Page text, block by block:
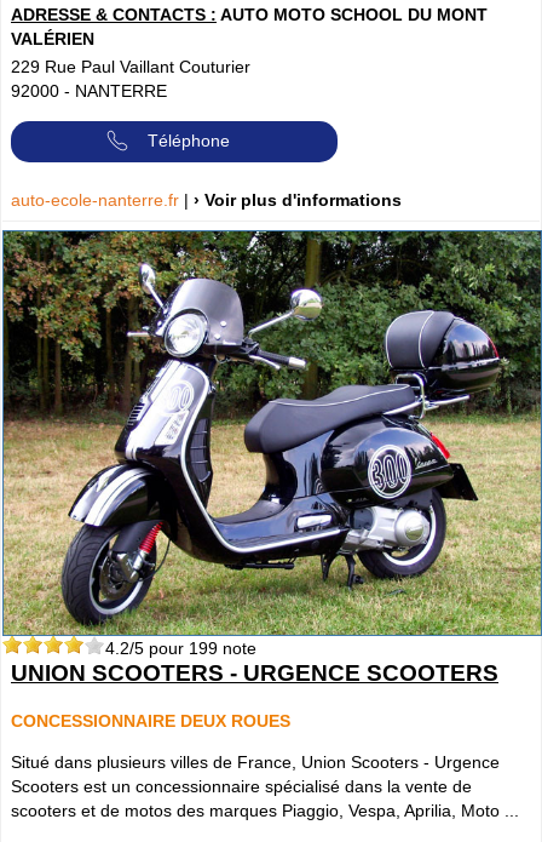
ADRESSE & CONTACTS : AUTO MOTO SCHOOL DU MONT
VALÉRIEN
229 Rue Paul Vaillant Couturier
92000 - NANTERRE
Téléphone
auto-ecole-nanterre.fr | › Voir plus d'informations
4.2/5 pour 199 note
UNION SCOOTERS - URGENCE SCOOTERS
CONCESSIONNAIRE DEUX ROUES
Situé dans plusieurs villes de France, Union Scooters - Urgence
Scooters est un concessionnaire spécialisé dans la vente de
scooters et de motos des marques Piaggio, Vespa, Aprilia, Moto ...